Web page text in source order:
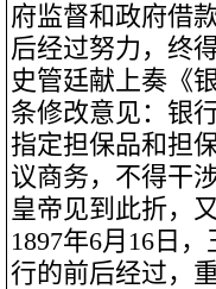
府监督和政府借
后经过努力，终
史管廷献上奏《
条修改意见：银
指定担保品和担
议商务，不得干
皇帝见到此折，
1897年6月16日
行的前后经过，